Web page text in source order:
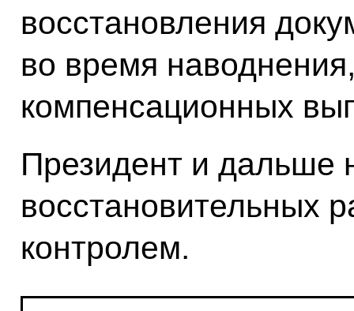
восстановления
во время
компенсационных
Президент и дальше
восстановительных
контролем.